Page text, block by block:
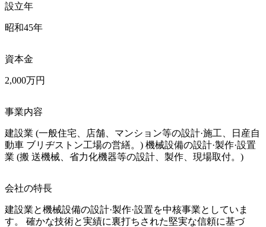
設立年
昭和45年
資本金
2,000万円
事業内容
建設業 (一般住宅、店舗、マンション等の設計·施工、日産自
動車 ブリヂストン工場の営繕。) 機械設備の設計·製作·設置
業 (搬 送機械、省力化機器等の設計、製作、現場取付。)
会社の特長
建設業と機械設備の設計·製作·設置を中核事業としていま
す。 確かな技術と実績に裏打ちされた堅実な信頼に基づ